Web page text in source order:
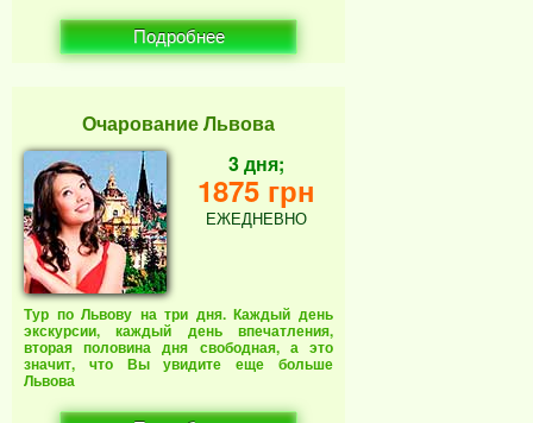
Подробнее
Очарование Львова
3 дня;
1875 грн
ЕЖЕДНЕВНО
Тур по Львову на три дня. Каждый день
экскурсии, каждый день впечатления,
вторая половина дня свободная, а это
значит, что Вы увидите еще больше
Львова